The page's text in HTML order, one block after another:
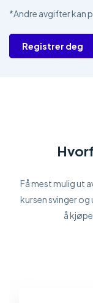
*Andre avgifter kan
Registrer deg
Få mest mulig ut
kursen svinger
å